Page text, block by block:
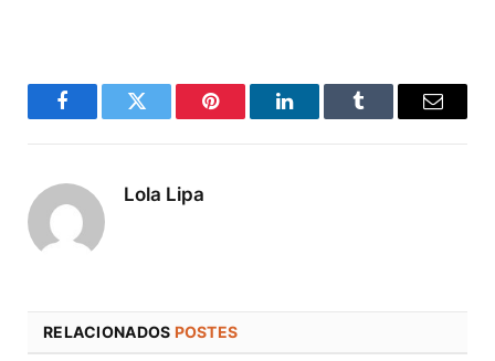
FacebookTwitter Pinterest LinkedInTumblr
Correo
Lola Lipa
RELACIONADOS POSTES